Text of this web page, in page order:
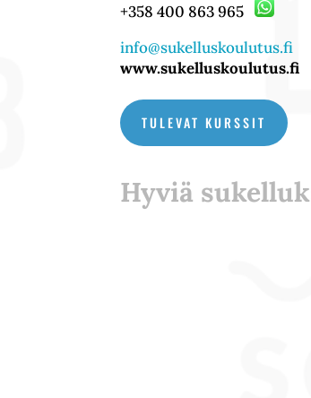
+358 400 863 965
info@sukelluskoulutus.fi
www.sukelluskoulutus.fi
TULEVAT KURSSIT
Hyviä